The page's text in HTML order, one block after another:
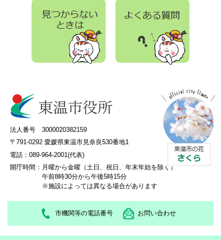
法人番号 3000020382159
〒791-0292 愛媛県東温市見奈良530番地1
電話：089-964-2001(代表)
開庁時間： 月曜から金曜（土日、祝日、年末年始を除く）
午前8時30分から午後5時15分
※施設によっては異なる場合があります
市機関等の電話番号 お問い合わせ